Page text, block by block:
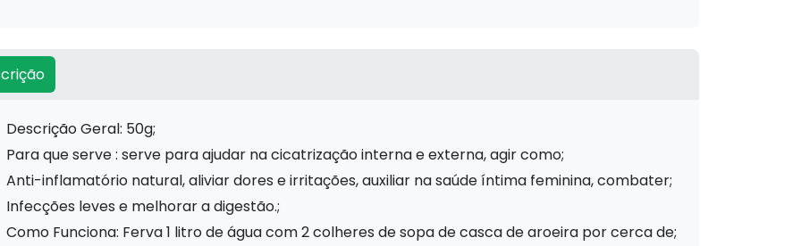
Descrição Geral: 50g;
Para que serve : serve para ajudar na cicatrização interna e externa, agir como;
anti-inflamatório natural, aliviar dores e irritações, auxiliar na saúde íntima feminina, combater;
infecções leves e melhorar a digestão.;
Como Funciona: Ferva 1 litro de água com 2 colheres de sopa de casca de aroeira por cerca de;